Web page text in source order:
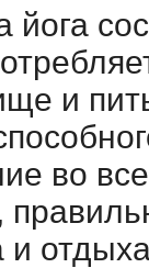
йога
и
во